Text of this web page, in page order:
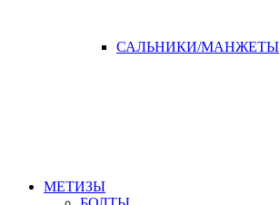
САЛЬНИКИ/МАНЖЕТЫ
МЕТИЗЫ